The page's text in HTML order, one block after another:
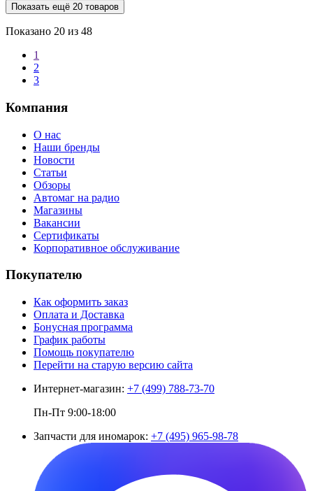
Показать ещё 20 товаров
Показано 20 из 48
1
2
3
Компания
О нас
Наши бренды
Новости
Статьи
Обзоры
Автомаг на радио
Магазины
Вакансии
Сертификаты
Корпоративное обслуживание
Покупателю
Как оформить заказ
Оплата и Доставка
Бонусная программа
График работы
Помощь покупателю
Перейти на старую версию сайта
Интернет-магазин: +7 (499) 788-73-70
Пн-Пт 9:00-18:00
Запчасти для иномарок: +7 (495) 965-98-78